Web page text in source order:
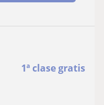
1ª clase gratis